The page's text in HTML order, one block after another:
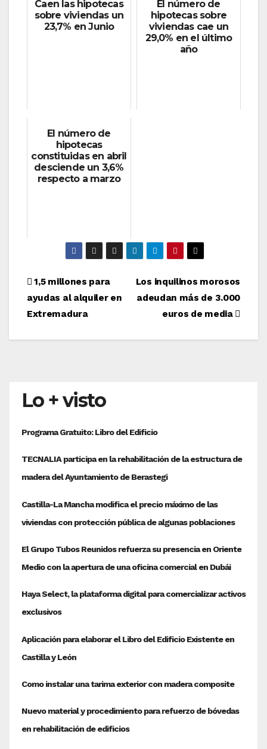
Caen las hipotecas
sobre viviendas un
23,7% en Junio
El número de
hipotecas sobre
viviendas cae un
29,0% en el último
año
El número de
hipotecas
constituidas en abril
desciende un 3,6%
respecto a marzo
Navegación
de
entradas
Los inquilinos morosos
adeudan más de 3.000
euros de media
1,5 millones para
ayudas al alquiler en
Extremadura
Lo + visto